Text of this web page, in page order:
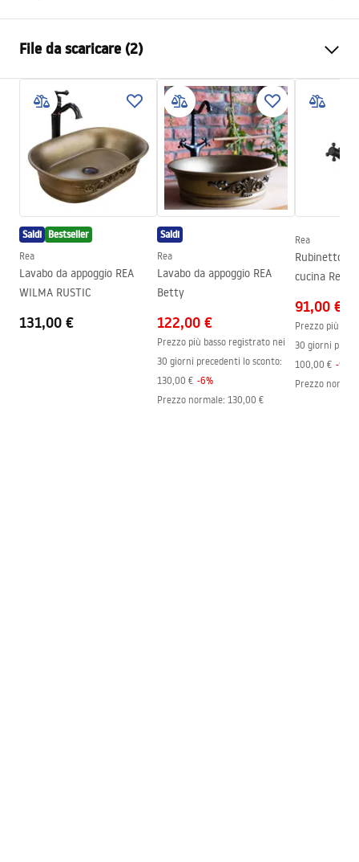
Metodo di installazione
Colore
Nero
Tipo di bocca
Girevole
Materiale
Ottone
Gamma beccuccio
180mm
Altezza
400mm
Electroplating
Diametro di connessione
File da scaricare (2)
Istruzioni di montaggio
Faucet.pdf
Condizioni di garanzia
Warranty_Terms_and_Conditions_Faucets_-_5.pdf
Saldi Bestseller
Rea
Lavabo da appoggio REA
WILMA RUSTIC
131,00 €
Saldi
Rea
Lavabo da appoggio REA
Betty
122,00 €
Prezzo più basso registrato nei
30 giorni precedenti lo sconto:
130,00 € -6%
Prezzo normale: 130,00 €
Rea
Rubinetto
cucina Rea
91,00 €
Prezzo più
30 giorni
100,00 € -9
Prezzo